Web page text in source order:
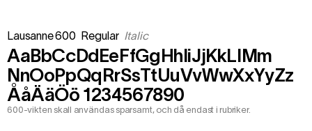
Lausanne 600 Regular Italic
AaBbCcDdEeFfGgHhIiJjKkLlMm
NnOoPpQqRrSsTtUuVvWwXxYyZz
ÅåÄäÖö 1234567890
600-vikten skall användas sparsamt, och då endast i rubriker.